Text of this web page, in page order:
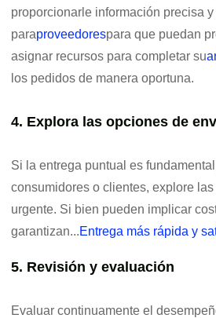
proporcionarle información precisa y
paraproveedorespara que puedan
asignar recursos para completar su
los pedidos de manera oportuna.
4. Explora las opciones de
Si la entrega puntual es
consumidores o clientes, explore
urgente. Si bien pueden implicar
garantizan...Entrega más rápida y
5. Revisión y evaluación
Evaluar continuamente el